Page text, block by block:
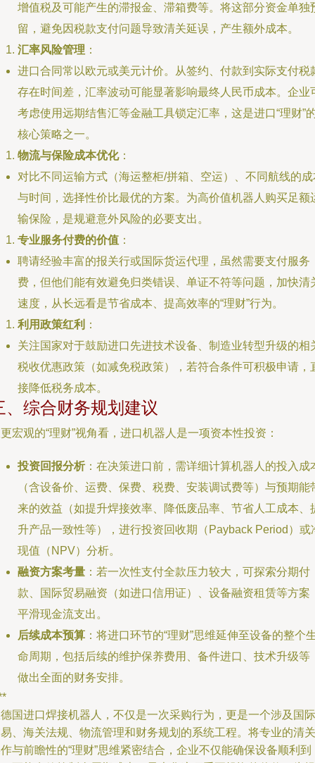
增值税及可能产生的滞报金、滞箱费等。将这部分资金单独
留，避免因税款支付问题导致清关延误，产生额外成本。
汇率风险管理 ：
进口合同常以欧元或美元计价。从签约、付款到实际支付税
存在时间差，汇率波动可能显著影响最终人民币成本。企业
考虑使用远期结售汇等金融工具锁定汇率，这是进口“理财”
核心策略之一。
物流与保险成本优化：
对比不同运输方式（海运整柜/拼箱、空运）、不同航线的成
与时间，选择性价比最优的方案。为高价值机器人购买足额
输保险，是规避意外风险的必要支出。
专业服务付费的价值 ：
聘请经验丰富的报关行或国际货运代理，虽然需要支付服务
费，但他们能有效避免归类错误、单证不符等问题，加快清
速度，从长远看是节省成本、提高效率的“理财”行为。
利用政策红利 ：
关注国家对于鼓励进口先进技术设备、制造业转型升级的相
税收优惠政策（如减免税政策），若符合条件可积极申请，
接降低税务成本。
、综合财务规划建议
宏观的“理财”视角看，进口机器人是一项资本性投资：
投资回报分析：在决策进口前，需详细计算机器人的投入成
（含设备价、运费、保费、税费、安装调试费等）与预期能
来的效益（如提升焊接效率、降低废品率、节省人工成本、
升产品一致性等），进行投资回收期（Payback Period）或
现值（NPV）分析。
融资方案考量 ：若一次性支付全款压力较大，可探索分期付
款、国际贸易融资（如进口信用证）、设备融资租赁等方案
平滑现金流支出。
后续成本预算 ：将进口环节的“理财”思维延伸至设备的整个
命周期，包括后续的维护保养费用、备件进口、技术升级等
做出全面的财务安排。
国进口焊接机器人，不仅是一次采购行为，更是一个涉及国际
、海关法规、物流管理和财务规划的系统工程。将专业的清关
与前瞻性的“理财”思维紧密结合，企业不仅能确保设备顺利到